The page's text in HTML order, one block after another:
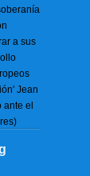
a sus
Jean
el